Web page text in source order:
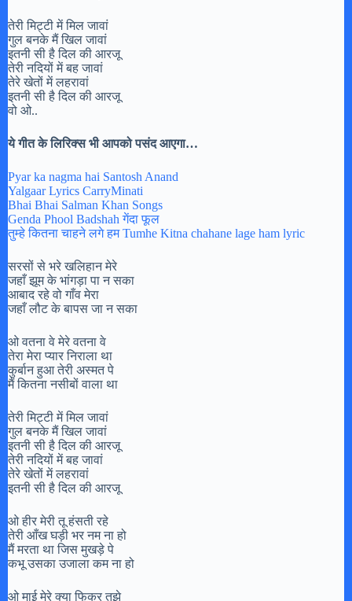
तेरी मिट्टी में मिल जावां
गुल बनके मैं खिल जावां
इतनी सी है दिल की आरजू
तेरी नदियों में बह जावां
तेरे खेतों में लहरावां
इतनी सी है दिल की आरजू
वो ओ..
ये गीत के लिरिक्स भी आपको पसंद आएगा…
Pyar ka nagma hai Santosh Anand
Yalgaar Lyrics CarryMinati
Bhai Bhai Salman Khan Songs
Genda Phool Badshah गेंदा फूल
तुम्हे कितना चाहने लगे हम Tumhe Kitna chahane lage ham lyric
सरसों से भरे खलिहान मेरे
जहाँ झूम के भांगड़ा पा न सका
आबाद रहे वो गाँव मेरा
जहाँ लौट के बापस जा न सका
ओ वतना वे मेरे वतना वे
तेरा मेरा प्यार निराला था
कुर्बान हुआ तेरी अस्मत पे
मैं कितना नसीबों वाला था
तेरी मिट्टी में मिल जावां
गुल बनके मैं खिल जावां
इतनी सी है दिल की आरजू
तेरी नदियों में बह जावां
तेरे खेतों में लहरावां
इतनी सी है दिल की आरजू
ओ हीर मेरी तू हंसती रहे
तेरी आँख घड़ी भर नम ना हो
मैं मरता था जिस मुखड़े पे
कभू उसका उजाला कम ना हो
ओ माई मेरे क्या फिकर तुझे